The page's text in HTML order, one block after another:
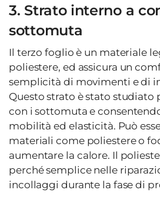
3. Strato interno a
sottomuta
Il terzo foglio è un materiale
poliestere, ed assicura un
semplicità di movimenti e di
Questo strato è stato studiato
con i sottomuta e
mobilità ed elasticità. Può
materiali come poliestere o
aumentare la calore. Il
perché semplice nelle
incollaggi durante la fase di